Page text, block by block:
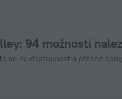
: 94 možností
se na dostupnost a přesné
na ZenHotels.com